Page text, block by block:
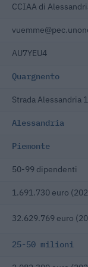
CCIAA di
AU7YEU4
Quargnento
Strada Alessandria
Alessandria
Piemonte
50-99 dipendenti
1.691.730 euro
32.629.769 euro
25-50 milioni